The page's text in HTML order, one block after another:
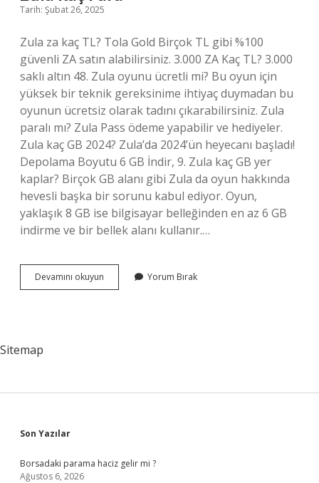
Tarih: Şubat 26, 2025
Zula za kaç TL? Tola Gold Birçok TL gibi %100
güvenli ZA satın alabilirsiniz. 3.000 ZA Kaç TL? 3.000
saklı altın 48. Zula oyunu ücretli mi? Bu oyun için
yüksek bir teknik gereksinime ihtiyaç duymadan bu
oyunun ücretsiz olarak tadını çıkarabilirsiniz. Zula
paralı mı? Zula Pass ödeme yapabilir ve hediyeler.
Zula kaç GB 2024? Zula’da 2024’ün heyecanı başladı!
Depolama Boyutu 6 GB İndir, 9. Zula kaç GB yer
kaplar? Birçok GB alanı gibi Zula da oyun hakkında
hevesli başka bir sorunu kabul ediyor. Oyun,
yaklaşık 8 GB ise bilgisayar belleğinden en az 6 GB
indirme ve bir bellek alanı kullanır.…
Devamını okuyun
Kaç
Yorum Bırak
Sitemap
Sidebar
Son Yazılar
Borsadaki parama haciz gelir mi ?
Ağustos 6, 2026